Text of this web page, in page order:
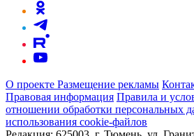
О проекте Размещение рекламы
Правовая информация Правила и
отношении обработки персональных
использования cookie-файлов